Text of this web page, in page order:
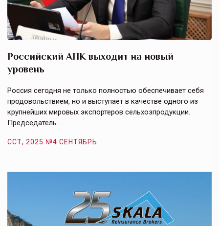
Российский АПК выходит на новый
уровень
Россия сегодня не только полностью обеспечивает себя
продовольствием, но и выступает в качестве одного из
крупнейших мировых экспортеров сельхозпродукции.
Председатель…
ССТ, 2025 №4 СЕНТЯБРЬ